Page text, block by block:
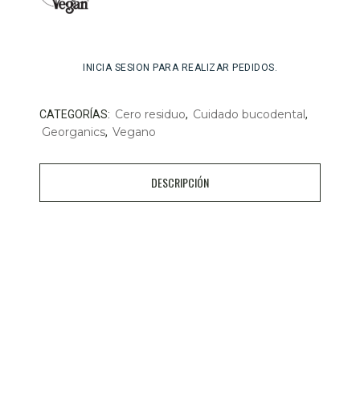
INICIA SESION PARA REALIZAR PEDIDOS.
CATEGORÍAS: Cero residuo, Cuidado bucodental,
Georganics, Vegano
DESCRIPCIÓN